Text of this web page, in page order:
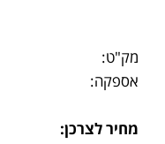
מק"ט:
אספקה:
מחיר לצרכן: